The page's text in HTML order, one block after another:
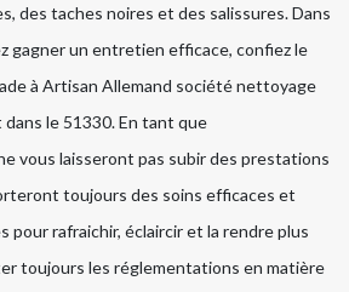
des taches noires et des salissures. Dans
gagner un entretien efficace, confiez le
à Artisan Allemand société nettoyage
le 51330. En tant que
vous laisseront pas subir des prestations
toujours des soins efficaces et
pour rafraichir, éclaircir et la rendre plus
toujours les réglementations en matière